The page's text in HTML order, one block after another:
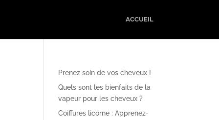
ACCUEIL
Prenez soin de vos cheveux !
Quels sont les bienfaits de la
vapeur pour les cheveux ?
Coiffures licorne : Apprenez-